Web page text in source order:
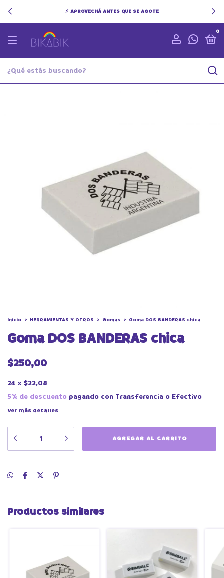
⚡ APROVECHÁ ANTES QUE SE AGOTE
0
Inicio > HERRAMIENTAS Y OTROS > Gomas > Goma DOS BANDERAS chica
Goma DOS BANDERAS chica
$250,00
24 x $22,08
5% de descuento pagando con Transferencia o Efectivo
Ver más detalles
Productos similares